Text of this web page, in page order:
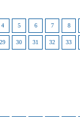
4 5 6 7 8
29 30 31 32 33